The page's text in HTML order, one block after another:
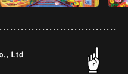
ドーナツ